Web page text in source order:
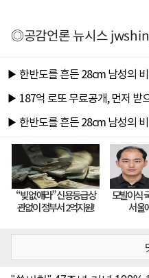
◎공감언론 뉴시스